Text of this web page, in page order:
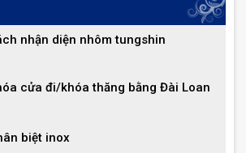
nhận diện nhôm tungshin
cửa đi/khóa thăng bằng Đài Loan
biệt inox